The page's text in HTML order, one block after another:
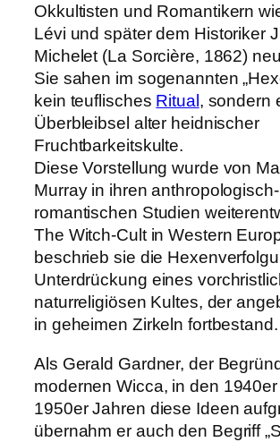
Okkultisten und Romantikern
Lévi und später dem Historiker
Michelet (La Sorcière, 1862)
Sie sahen im sogenannten
kein teuflisches Ritual , sondern
Überbleibsel alter heidnischer
Fruchtbarkeitskulte.
Diese Vorstellung wurde von
Murray in ihren anthropologisch-
romantischen Studien
The Witch-Cult in Western
beschrieb sie die
Unterdrückung eines
naturreligiösen Kultes, der
in geheimen Zirkeln fortbestand.
Als Gerald Gardner, der
modernen Wicca, in den
1950er Jahren diese Ideen
übernahm er auch den Begriff